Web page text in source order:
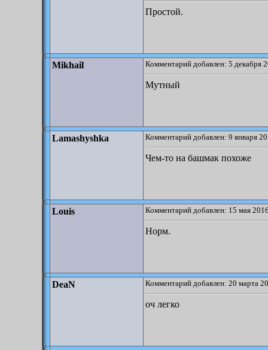
Простой.
Mikhail Комментарий добавлен: 5 декабря
Мутный
Lamashyshka Комментарий добавлен: 9 января
Чем-то на башмак похоже
Louis Комментарий добавлен: 15 мая
Норм.
DeaN Комментарий добавлен: 20 марта
оч легко